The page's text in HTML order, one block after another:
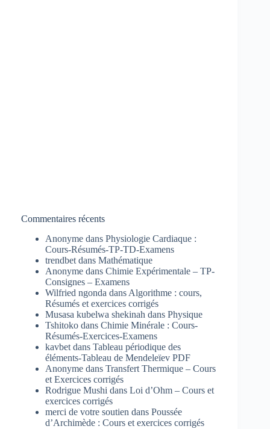
Commentaires récents
Anonyme dans Physiologie Cardiaque :
Cours-Résumés-TP-TD-Examens
trendbet dans Mathématique
Anonyme dans Chimie Expérimentale – TP-
Consignes – Examens
Wilfried ngonda dans Algorithme : cours,
Résumés et exercices corrigés
Musasa kubelwa shekinah dans Physique
Tshitoko dans Chimie Minérale : Cours-
Résumés-Exercices-Examens
kavbet dans Tableau périodique des
éléments-Tableau de Mendeleïev PDF
Anonyme dans Transfert Thermique – Cours
et Exercices corrigés
Rodrigue Mushi dans Loi d’Ohm – Cours et
exercices corrigés
merci de votre soutien dans Poussée
d’Archimède : Cours et exercices corrigés